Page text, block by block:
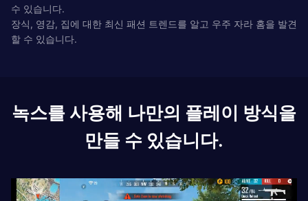
수 있습니다.
장식, 영감, 집에 대한 최신 패션 트렌드를 알고 우주 자라 홈을 발견
할 수 있습니다.
녹스를 사용해 나만의 플레이 방식을
만들 수 있습니다.